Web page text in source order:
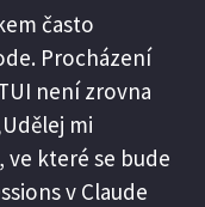
často
Procházení
není zrovna
mi
které se bude
v Claude